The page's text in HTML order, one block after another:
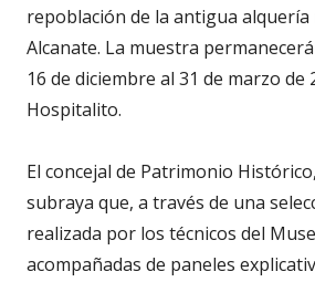
repoblación de la antigua alquería
Alcanate. La muestra
16 de diciembre al 31 de marzo de
Hospitalito.
El concejal de Patrimonio Histórico,
subraya que, a través de una
realizada por los técnicos del
acompañadas de paneles